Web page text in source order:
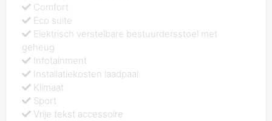
Comfort
Eco suite
Elektrisch verstelbare bestuurdersstoel met
geheug
Infotainment
Installatiekosten laadpaal
Klimaat
Sport
Vrije tekst accessoire